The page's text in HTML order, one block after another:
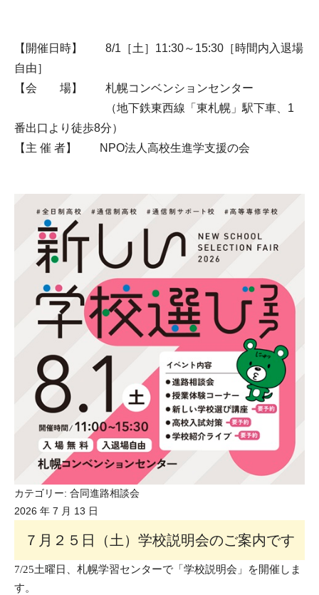
【開催日時】 8/1［土］11:30～15:30［時間内入退場
自由］
【会 場】 札幌コンベンションセンター
（地下鉄東西線「東札幌」駅下車、1
番出口より徒歩8分）
【主 催 者】 NPO法人高校生進学支援の会
カテゴリー: 合同進路相談会
2026 年 7 月 13 日
７月２５日（土）学校説明会のご案内です
7/25土曜日、札幌学習センターで 「学校説明会」を開催しま
す。